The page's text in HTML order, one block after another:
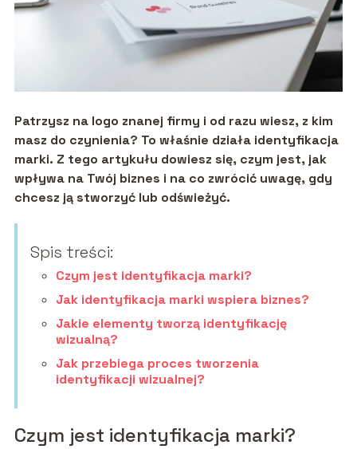
Patrzysz na logo znanej firmy i od razu wiesz, z kim
masz do czynienia? To właśnie działa identyfikacja
marki. Z tego artykułu dowiesz się, czym jest, jak
wpływa na Twój biznes i na co zwrócić uwagę, gdy
chcesz ją stworzyć lub odświeżyć.
Spis treści:
Czym jest identyfikacja marki?
Jak identyfikacja marki wspiera biznes?
Jakie elementy tworzą identyfikację
wizualną?
Jak przebiega proces tworzenia
identyfikacji wizualnej?
Czym jest identyfikacja marki?